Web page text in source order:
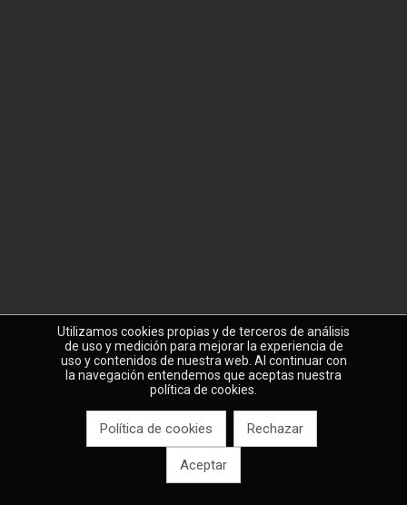
Utilizamos cookies propias y de terceros de análisis
de uso y medición para mejorar la experiencia de
uso y contenidos de nuestra web. Al continuar con
la navegación entendemos que aceptas nuestra
política de cookies.
Política de cookies Rechazar
Aceptar